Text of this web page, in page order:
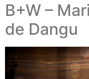
B+W –
de Dangu